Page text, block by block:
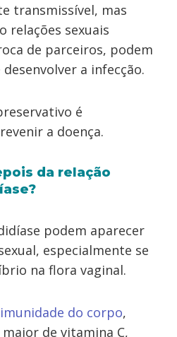
transmissível, mas
relações sexuais
de parceiros, podem
a infecção.
é
a doença.
da relação
podem aparecer
especialmente se
na flora vaginal.
do corpo,
de vitamina C,